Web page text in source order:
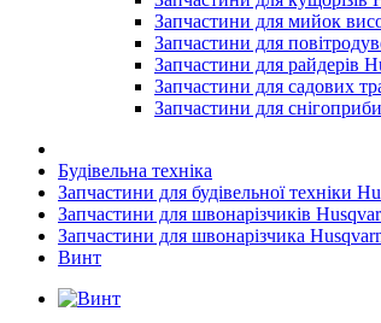
Запчастини для мийок
Запчастини для
Запчастини для райдерів
Запчастини для садових
Запчастини для
Будівельна техніка
Запчастини для будівельної техніки
Запчастини для швонарізчиків
Запчастини для швонарізчика
Винт